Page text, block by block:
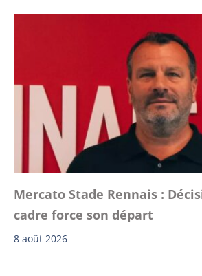
Mercato Stade Rennais :
cadre force son départ
8 août 2026